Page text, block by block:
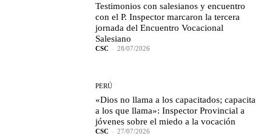
Testimonios con salesianos y encuentro
con el P. Inspector marcaron la tercera
jornada del Encuentro Vocacional
Salesiano
CSC - 28/07/2026
PERÚ
«Dios no llama a los capacitados; capacita
a los que llama»: Inspector Provincial a
jóvenes sobre el miedo a la vocación
CSC - 27/07/2026